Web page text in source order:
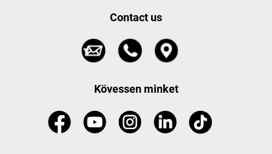
Contact us
Kövessen minket